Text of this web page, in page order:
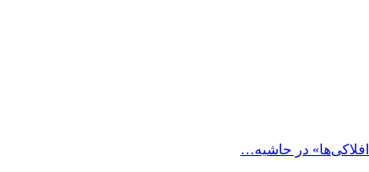
در حاشیه…